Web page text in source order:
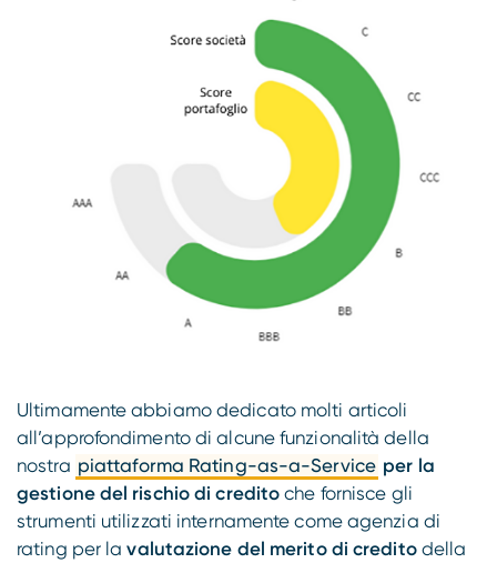
Ultimamente abbiamo dedicato molti articoli
all’approfondimento di alcune funzionalità della
nostra piattaforma Rating-as-a-Service per la
gestione del rischio di credito che fornisce gli
strumenti utilizzati internamente come agenzia di
rating per lavalutazione del merito di creditodella